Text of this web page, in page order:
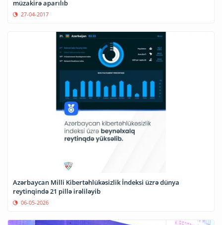
müzakirə aparılıb
27-04-2017
Azərbaycan Milli Kibertəhlükəsizlik İndeksi üzrə dünya
reytinqində 21 pillə irəliləyib
06-05-2026